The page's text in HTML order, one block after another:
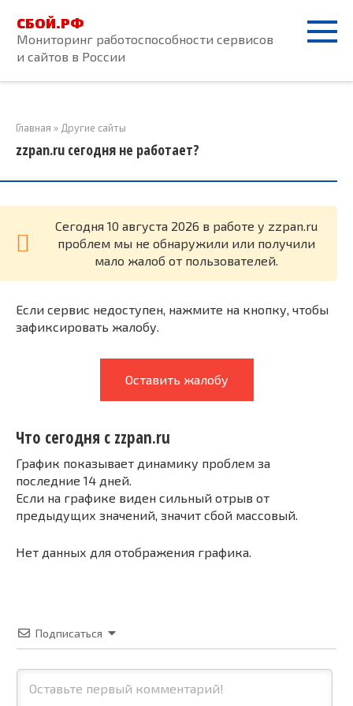
контенту
СБОЙ.РФ
Мониторинг работоспособности сервисов
и сайтов в России
Главная » Другие сайты
zzpan.ru сегодня не работает?
Cегодня 10 августа 2026 в работе у zzpan.ru
проблем мы не обнаружили или получили
мало жалоб от пользователей.
Если сервис недоступен, нажмите на кнопку, чтобы
зафиксировать жалобу.
Оставить жалобу
Что сегодня с zzpan.ru
График показывает динамику проблем за
последние 14 дней.
Если на графике виден сильный отрыв от
предыдущих значений, значит сбой массовый.
Нет данных для отображения графика.
Подписаться